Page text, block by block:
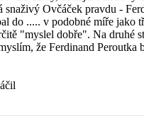
snaživý Ovčáček pravdu -
do ..... v podobné míře jako
"myslel dobře". Na druhé
že Ferdinand Peroutka